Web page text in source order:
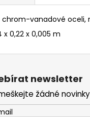
vanadové oceli,
x 0,22 x 0,005 m
newsletter
žádné